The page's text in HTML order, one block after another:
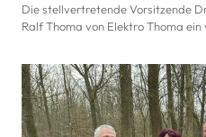
Die stellvertretende Vorsitzende
Ralf Thoma von Elektro Thoma